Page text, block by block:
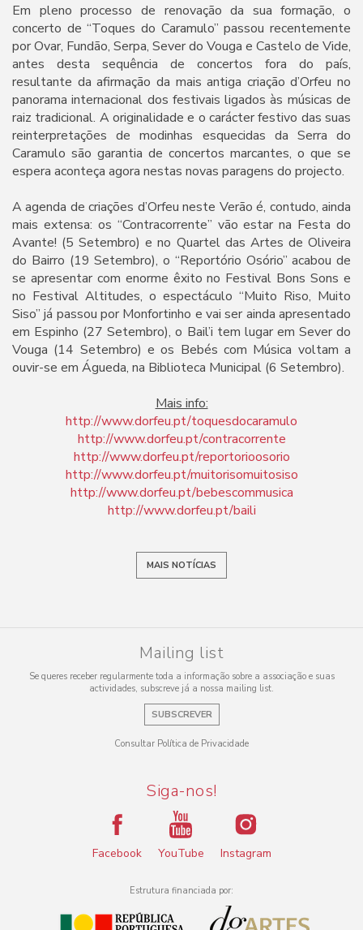
Em pleno processo de renovação da sua formação, o
concerto de “Toques do Caramulo” passou recentemente
por Ovar, Fundão, Serpa, Sever do Vouga e Castelo de Vide,
antes desta sequência de concertos fora do país,
resultante da afirmação da mais antiga criação d’Orfeu no
panorama internacional dos festivais ligados às músicas de
raiz tradicional. A originalidade e o carácter festivo das suas
reinterpretações de modinhas esquecidas da Serra do
Caramulo são garantia de concertos marcantes, o que se
espera aconteça agora nestas novas paragens do projecto.
A agenda de criações d’Orfeu neste Verão é, contudo, ainda
mais extensa: os “Contracorrente” vão estar na Festa do
Avante! (5 Setembro) e no Quartel das Artes de Oliveira
do Bairro (19 Setembro), o “Reportório Osório” acabou de
se apresentar com enorme êxito no Festival Bons Sons e
no Festival Altitudes, o espectáculo “Muito Riso, Muito
Siso” já passou por Monfortinho e vai ser ainda apresentado
em Espinho (27 Setembro), o Bail’i tem lugar em Sever do
Vouga (14 Setembro) e os Bebés com Música voltam a
ouvir-se em Águeda, na Biblioteca Municipal (6 Setembro).
Mais info:
http://www.dorfeu.pt/toquesdocaramulo
http://www.dorfeu.pt/contracorrente
http://www.dorfeu.pt/reportorioosorio
http://www.dorfeu.pt/muitorisomuitosiso
http://www.dorfeu.pt/bebescommusica
http://www.dorfeu.pt/baili
MAIS NOTÍCIAS
Mailing list
Se queres receber regularmente toda a informação sobre a associação e suas
actividades, subscreve já a nossa mailing list.
SUBSCREVER
Consultar Política de Privacidade
Siga-nos!
Facebook YouTube Instagram
Estrutura financiada por: